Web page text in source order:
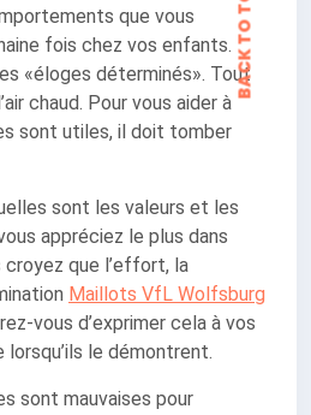
que vous
fois chez vos enfants.
«éloges déterminés». Tout
chaud. Pour vous aider à
sont utiles, il doit tomber
sont les valeurs et les
appréciez le plus dans
croyez que l’effort, la
Maillots VfL Wolfsburg
vous d’exprimer cela à vos
le démontrent.
sont mauvaises pour